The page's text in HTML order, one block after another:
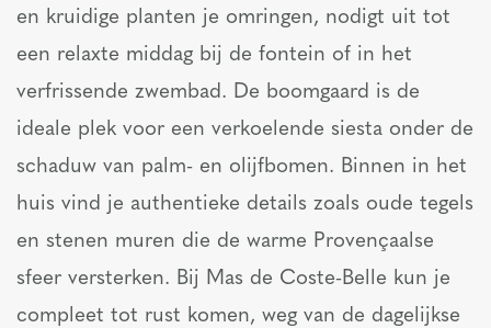
en kruidige planten je omringen, nodigt uit tot
een relaxte middag bij de fontein of in het
verfrissende zwembad. De boomgaard is de
ideale plek voor een verkoelende siesta onder de
schaduw van palm- en olijfbomen. Binnen in het
huis vind je authentieke details zoals oude tegels
en stenen muren die de warme Provençaalse
sfeer versterken. Bij Mas de Coste-Belle kun je
compleet tot rust komen, weg van de dagelijkse